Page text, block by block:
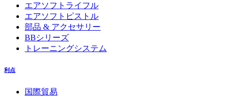
エアソフトライフル
エアソフトピストル
部品 & アクセサリー
BBシリーズ
トレーニングシステム
利点
国際貿易